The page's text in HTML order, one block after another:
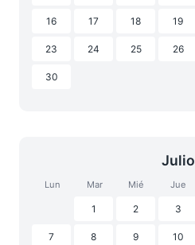
16 17 18 19
23 24 25 26
30
Julio
Lun Mar Mié Jue
1 2 3
7 8 9 10